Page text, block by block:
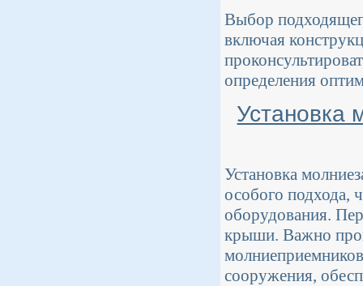
Выбор
включая
определения
Установка
Установка
особого подхода,
оборудования.
крыши. Важно
сооружения,